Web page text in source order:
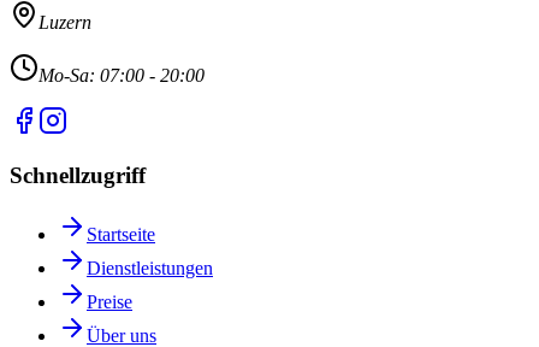
Luzern
Mo-Sa: 07:00 - 20:00
Schnellzugriff
Startseite
Dienstleistungen
Preise
Über uns